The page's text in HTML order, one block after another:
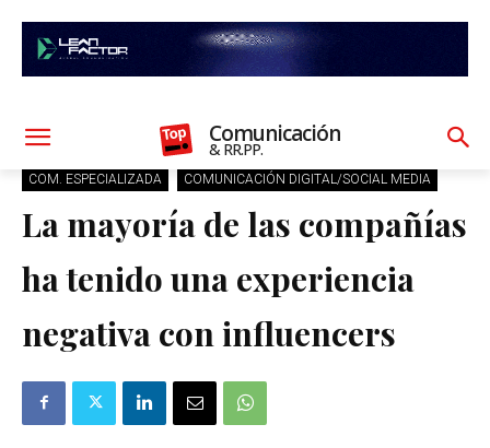
Comunicación
& RR.PP.
COM. ESPECIALIZADA COMUNICACIÓN DIGITAL/SOCIAL MEDIA
La mayoría de las compañías
ha tenido una experiencia
negativa con influencers